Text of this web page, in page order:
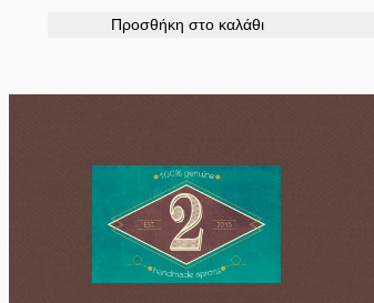
was:
τιμή
Προσθήκη στο καλάθι